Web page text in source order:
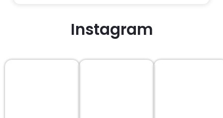
Instagram